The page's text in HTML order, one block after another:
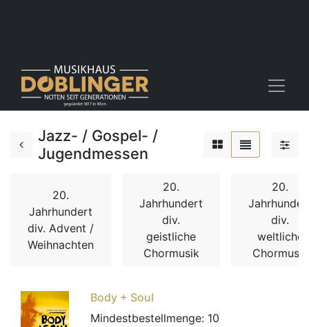
Jazz- / Gospel- /
Jugendmessen
20.
Jahrhundert
div. Advent /
Weihnachten
20.
Jahrhundert
div.
geistliche
Chormusik
20.
div.
weltliche
Chormusik
Body + Soul
Mindestbestellmenge: 10